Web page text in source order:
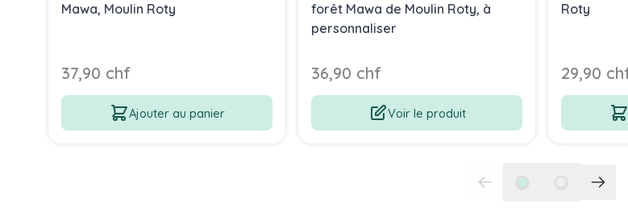
Mawa, Moulin Roty
37,90 chf
Ajouter au panier
forêt Mawa de Moulin Roty, à
personnaliser
36,90 chf
Voir le produit
Roty
29,90